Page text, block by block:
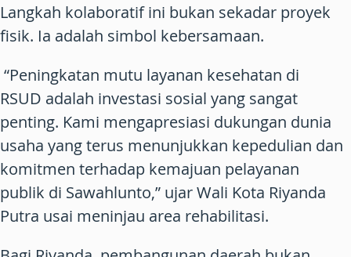
Langkah kolaboratif ini bukan sekadar proyek
fisik. Ia adalah simbol kebersamaan.
“Peningkatan mutu layanan kesehatan di
RSUD adalah investasi sosial yang sangat
penting. Kami mengapresiasi dukungan dunia
usaha yang terus menunjukkan kepedulian dan
komitmen terhadap kemajuan pelayanan
publik di Sawahlunto,” ujar Wali Kota Riyanda
Putra usai meninjau area rehabilitasi.